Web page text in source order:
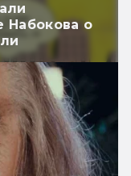
Набокова о